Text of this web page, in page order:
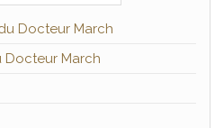
Docteur March
Docteur March